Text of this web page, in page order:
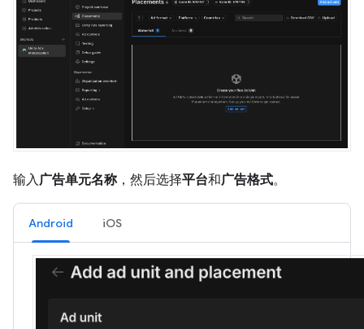
输入广告单元名称，然后选择平台和广告格式。
Android iOS